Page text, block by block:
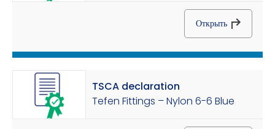
Открыть
TSCA declaration
Tefen Fittings – Nylon 6-6 Blue